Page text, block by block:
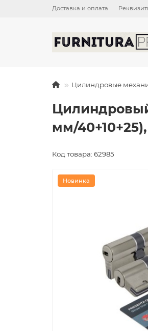
Доставка и оплата
Цилиндровые
Цилиндровый
мм/
Код товара: 62985
Новинка